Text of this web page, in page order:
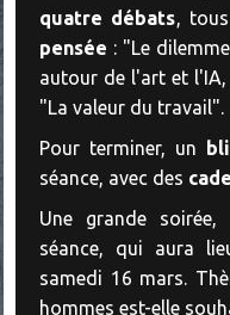
quatre débats,
pensée : "Le
autour de l'art et l'IA,
"La valeur du travail".
Pour terminer, un
séance, avec des
Une grande
séance, qui aura
samedi 16 mars.
hommes est-elle